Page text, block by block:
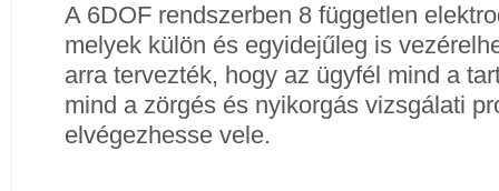
A 6DOF rendszerben 8 független
melyek külön és egyidejűleg is
arra tervezték, hogy az ügyfél mind a
mind a zörgés és nyikorgás vizsgálati
elvégezhesse vele.